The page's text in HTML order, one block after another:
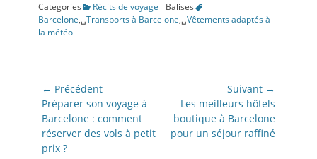
Categories Récits de voyage
Balises
Barcelone,␣Transports à Barcelone,␣Vêtements adaptés à
la météo
Navigation
de
l’article
← Précédent
Article
précédent:
Préparer son voyage à
Barcelone : comment
réserver des vols à petit
prix ?
Suivant →
Article
suivant:
Les meilleurs hôtels
boutique à Barcelone
pour un séjour raffiné